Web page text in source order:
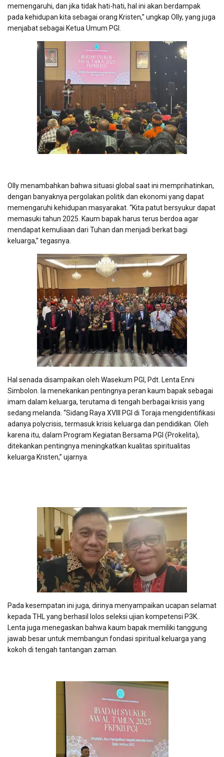
memengaruhi, dan jika tidak hati-hati, hal ini akan berdampak
pada kehidupan kita sebagai orang Kristen,” ungkap Olly, yang juga
menjabat sebagai Ketua Umum PGI.
Olly menambahkan bahwa situasi global saat ini memprihatinkan,
dengan banyaknya pergolakan politik dan ekonomi yang dapat
memengaruhi kehidupan masyarakat. “Kita patut bersyukur dapat
memasuki tahun 2025. Kaum bapak harus terus berdoa agar
mendapat kemuliaan dari Tuhan dan menjadi berkat bagi
keluarga,” tegasnya.
Hal senada disampaikan oleh Wasekum PGI, Pdt. Lenta Enni
Simbolon. Ia menekankan pentingnya peran kaum bapak sebagai
imam dalam keluarga, terutama di tengah berbagai krisis yang
sedang melanda. “Sidang Raya XVIII PGI di Toraja mengidentifikasi
adanya polycrisis, termasuk krisis keluarga dan pendidikan. Oleh
karena itu, dalam Program Kegiatan Bersama PGI (Prokelita),
ditekankan pentingnya meningkatkan kualitas spiritualitas
keluarga Kristen,” ujarnya.
Pada kesempatan ini juga, dirinya menyampaikan ucapan selamat
kepada THL yang berhasil lolos seleksi ujian kompetensi P3K..
Lenta juga menegaskan bahwa kaum bapak memiliki tanggung
jawab besar untuk membangun fondasi spiritual keluarga yang
kokoh di tengah tantangan zaman.